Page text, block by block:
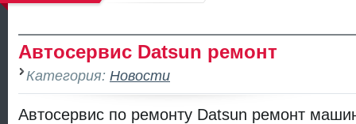
Автосервис Datsun ремонт
Категория: Новости
Автосервис по ремонту Datsun ремонт